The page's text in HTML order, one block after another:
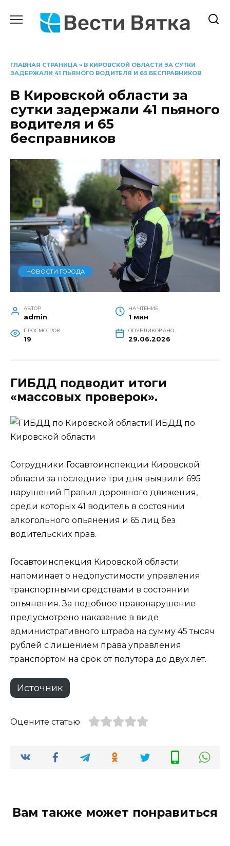
содержанию
ГЛАВНАЯ СТРАНИЦА » В КИРОВСКОЙ ОБЛАСТИ ЗА СУТКИ
ЗАДЕРЖАЛИ 41 ПЬЯНОГО ВОДИТЕЛЯ И 65 БЕСПРАВНИКОВ
В Кировской области за
сутки задержали 41 пьяного
водителя и 65
бесправников
НОВОСТИ ГОРОДА
АВТОР
admin
НА ЧТЕНИЕ
1 мин
ПРОСМОТРОВ
19
ОПУБЛИКОВАНО
29.06.2026
ГИБДД подводит итоги
«массовых проверок».
ГИБДД по
Кировской области
Сотрудники Госавтоинспекции Кировской
области за последние три дня выявили 695
нарушений Правил дорожного движения,
среди которых 41 водитель в состоянии
алкогольного опьянения и 65 лиц без
водительских прав.
Госавтоинспекция Кировской области
напоминает о недопустимости управления
транспортными средствами в состоянии
опьянения. За подобное правонарушение
предусмотрено наказание в виде
административного штрафа на сумму 45 тысяч
рублей с лишением права управления
транспортом на срок от полутора до двух лет.
Источник
Оцените статью
Вам также может понравиться